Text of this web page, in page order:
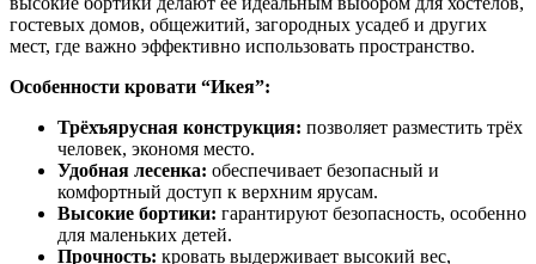
гостевых домов, общежитий, загородных усадеб и других
мест, где важно эффективно использовать пространство.
Особенности кровати “Икея”:
Трёхъярусная конструкция: позволяет разместить трёх
человек, экономя место.
Удобная лесенка: обеспечивает безопасный и
комфортный доступ к верхним ярусам.
Высокие бортики: гарантируют безопасность, особенно
для маленьких детей.
Прочность: кровать выдерживает высокий вес,